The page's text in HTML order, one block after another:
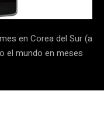
en Corea del Sur (a
el mundo en meses